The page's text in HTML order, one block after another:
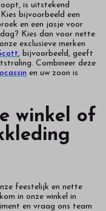
is uitstekend
bijvoorbeeld een
en een jasje voor
Kies dan voor nette
exclusieve merken
, bijvoorbeeld, geeft
Combineer deze
en uw zoon is
winkel of
feestelijk en nette
in onze winkel in
en vraag ons team